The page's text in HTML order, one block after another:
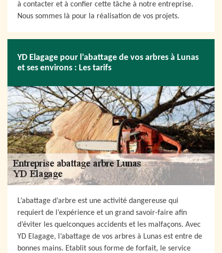
à contacter et à confier cette tâche à notre entreprise.
Nous sommes là pour la réalisation de vos projets.
YD Elagage pour l’abattage de vos arbres à Lunas
et ses environs : Les tarifs
L’abattage d’arbre est une activité dangereuse qui
requiert de l’expérience et un grand savoir-faire afin
d’éviter les quelconques accidents et les malfaçons. Avec
YD Elagage, l’abattage de vos arbres à Lunas est entre de
bonnes mains. Etablit sous forme de forfait, le service